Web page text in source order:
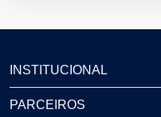
INSTITUCIONAL
PARCEIROS